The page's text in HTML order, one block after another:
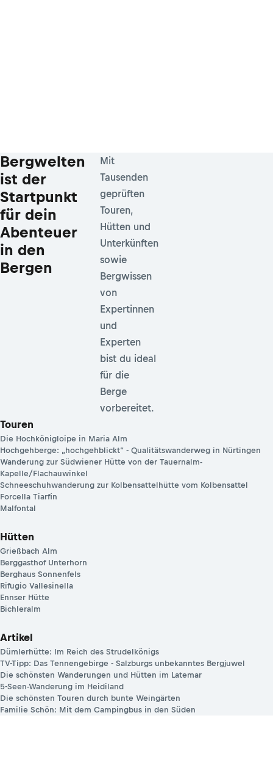
Bergwelten
ist der
Startpunkt
für dein
Abenteuer
in den
Bergen
Mit
Tausenden
geprüften
Touren,
Hütten und
Unterkünften
sowie
Bergwissen
von
Expertinnen
und
Experten
bist du ideal
für die
Berge
vorbereitet.
Touren
Die Hochkönigloipe in Maria Alm
Hochgehberge: „hochgehblickt“ - Qualitätswanderweg in Nürtingen
Wanderung zur Südwiener Hütte von der Tauernalm-
Kapelle/Flachauwinkel
Schneeschuhwanderung zur Kolbensattelhütte vom Kolbensattel
Forcella Tiarfin
Malfontal
Hütten
Grießbach Alm
Berggasthof Unterhorn
Berghaus Sonnenfels
Rifugio Vallesinella
Ennser Hütte
Bichleralm
Artikel
Dümlerhütte: Im Reich des Strudelkönigs
TV-Tipp: Das Tennengebirge - Salzburgs unbekanntes Bergjuwel
Die schönsten Wanderungen und Hütten im Latemar
5-Seen-Wanderung im Heidiland
Die schönsten Touren durch bunte Weingärten
Familie Schön: Mit dem Campingbus in den Süden